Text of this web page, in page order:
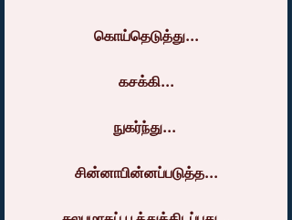
கொய்தெடுத்து...
கசக்கி...
நுகர்ந்து...
சின்னாபின்னப்படுத்த...